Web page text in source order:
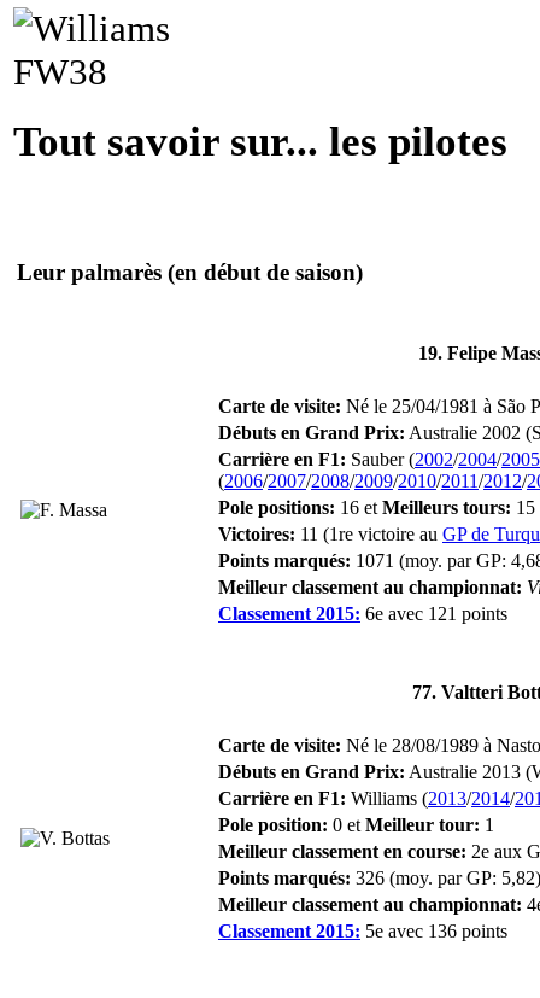
Tout savoir sur... les pilotes
Leur palmarès (en début de saison)
19. Felipe
Carte de visite: Né le 25/04/1981 à São
Débuts en Grand Prix: Australie 2002
Carrière en F1: Sauber (2002/2004/2005
(2006/2007/2008/2009/2010/2011/2012/
Pole positions: 16 et Meilleurs tours: 15
Victoires: 11 (1re victoire au GP de
Points marqués: 1071 (moy. par GP:
Meilleur classement au championnat:
Classement 2015: 6e avec 121 points
77. Valtteri
Carte de visite: Né le 28/08/1989 à
Débuts en Grand Prix: Australie 2013
Carrière en F1: Williams (2013/2014/
Pole position: 0 et Meilleur tour: 1
Meilleur classement en course: 2e aux
Points marqués: 326 (moy. par GP: 5,82)
Meilleur classement au championnat:
Classement 2015: 5e avec 136 points